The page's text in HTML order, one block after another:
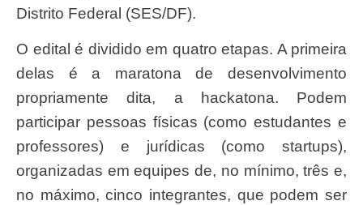
Distrito Federal (SES/DF).
O edital é dividido em quatro etapas. A primeira
delas é a maratona de desenvolvimento
propriamente dita, a hackatona. Podem
participar pessoas físicas (como estudantes e
professores) e jurídicas (como startups),
organizadas em equipes de, no mínimo, três e,
no máximo, cinco integrantes, que podem ser